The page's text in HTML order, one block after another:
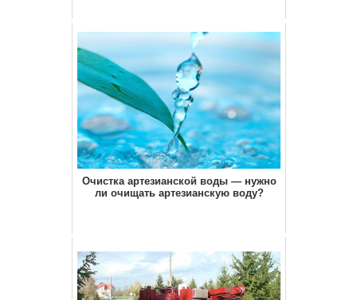
Очистка артезианской воды — нужно
ли очищать артезианскую воду?